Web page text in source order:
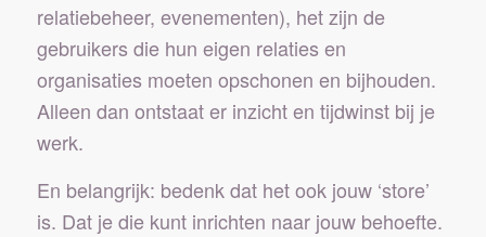
relatiebeheer, evenementen), het zijn de
gebruikers die hun eigen relaties en
organisaties moeten opschonen en bijhouden.
Alleen dan ontstaat er inzicht en tijdwinst bij je
werk.
En belangrijk: bedenk dat het ook jouw ‘store’
is. Dat je die kunt inrichten naar jouw behoefte.